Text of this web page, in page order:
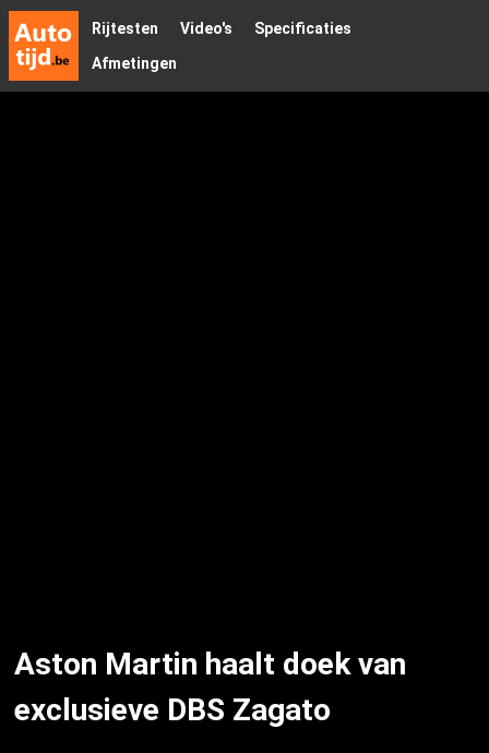
Rijtesten Video's
Specificaties
Afmetingen
Aston Martin haalt doek van
exclusieve DBS Zagato